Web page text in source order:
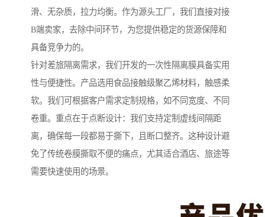
滑、无杂质，拉力均衡。作为源头工厂，我们直接对接
B端卖家，去除中间环节，为您提供稳定的货源保障和
具备竞争力的。
针对差旅隔离需求，我们开发的一次性隔离膜具备实用
性与便捷性。产品选用食品接触级聚乙烯材料，触感柔
软。我们可根据客户需求定制规格，如不同宽度、不同
卷重。重点在于点断设计：我们支持定制虚线间隔距
离，确保每一段都易于撕下，且断口整齐。这种设计避
免了传统卷膜撕取不便的痛点，尤其适合酒店、旅途等
需要快速使用的场景。